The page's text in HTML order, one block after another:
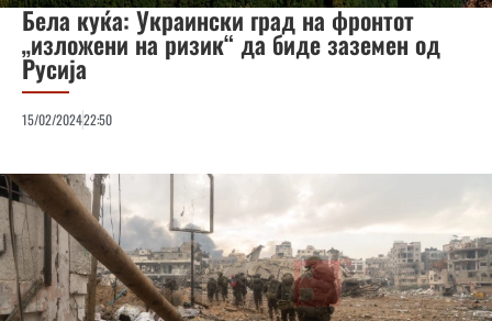
Бела куќа: Украински град на фронтот
„изложени на ризик“ да биде заземен од
Русија
15/02/202422:50